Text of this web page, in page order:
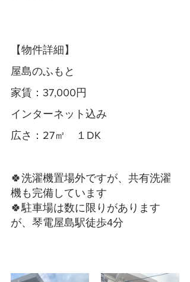
【物件詳細】
屋島のふもと
家賃：37,000円
インターネット込み
広さ：27㎡　１DK
🍀洗濯機置場外ですが、共有洗濯
機も完備しています
🍀駐車場は数に限りがあります
が、琴電屋島駅徒歩4分